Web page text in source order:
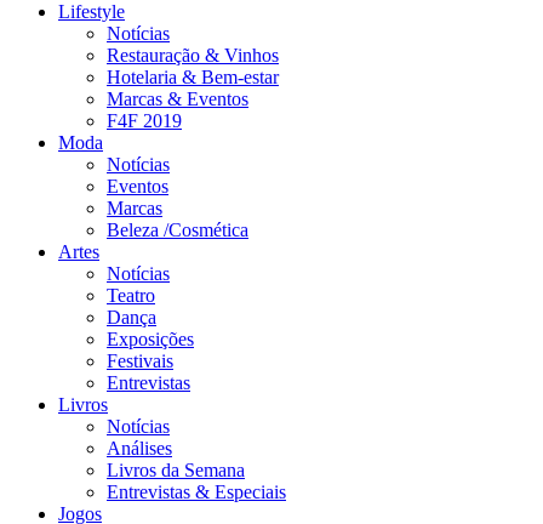
Lifestyle
Notícias
Restauração & Vinhos
Hotelaria & Bem-estar
Marcas & Eventos
F4F 2019
Moda
Notícias
Eventos
Marcas
Beleza /Cosmética
Artes
Notícias
Teatro
Dança
Exposições
Festivais
Entrevistas
Livros
Notícias
Análises
Livros da Semana
Entrevistas & Especiais
Jogos